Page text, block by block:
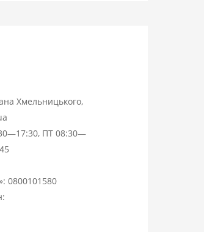
Хмельницького,
ПТ 08:30—
0800101580